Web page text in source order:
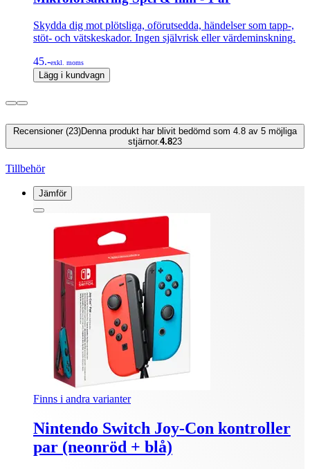
Skydda dig mot plötsliga, oförutsedda, händelser som tapp-,
stöt- och vätskeskador. Ingen självrisk eller värdeminskning.
45.-exkl. moms
Lägg i kundvagn
Recensioner (23)Denna produkt har blivit bedömd som 4.8 av 5 möjliga
stjärnor.4.823
Tillbehör
Jämför
Finns i andra varianter
Nintendo Switch Joy-Con kontroller
par (neonröd + blå)